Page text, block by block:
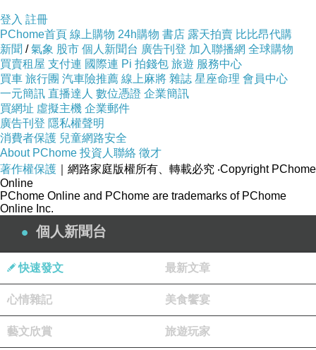
登入 註冊
PChome首頁 線上購物 24h購物 書店 露天拍賣 比比昂代購
新聞 /氣象 股市 個人新聞台 廣告刊登 加入聯播網 全球購物
買賣租屋 支付連 國際連 Pi 拍錢包 旅遊 服務中心
買車 旅行團 汽車險推薦 線上麻將 雜誌 星座命理 會員中心
一元簡訊 直播達人 數位憑證 企業簡訊
買網址 虛擬主機 企業郵件
廣告刊登 隱私權聲明
消費者保護 兒童網路安全
About PChome 投資人聯絡 徵才
著作權保護 ｜網路家庭版權所有、轉載必究 ‧Copyright PChome
Online
PChome Online and PChome are trademarks of PChome
Online Inc.
個人新聞台
快速發文 最新文章
心情雜記 美食饗宴
藝文欣賞 旅遊玩家